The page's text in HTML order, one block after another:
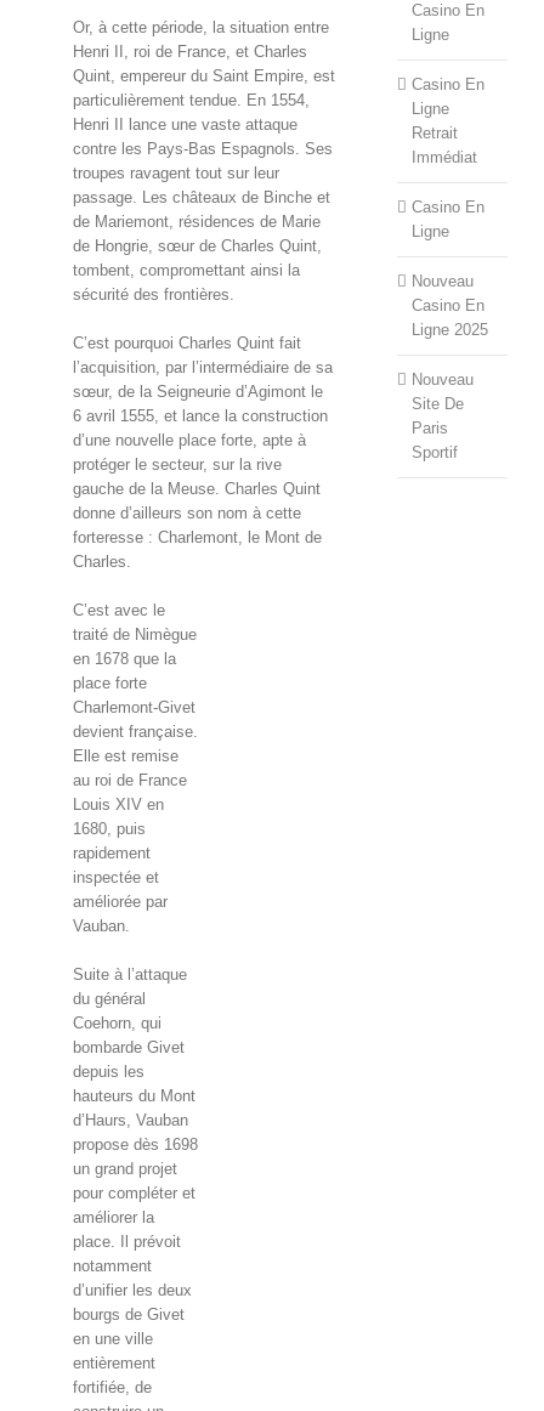
Or, à cette période, la situation entre
Henri II, roi de France, et Charles
Quint, empereur du Saint Empire, est
particulièrement tendue. En 1554,
Henri II lance une vaste attaque
contre les Pays-Bas Espagnols. Ses
troupes ravagent tout sur leur
passage. Les châteaux de Binche et
de Mariemont, résidences de Marie
de Hongrie, sœur de Charles Quint,
tombent, compromettant ainsi la
sécurité des frontières.
C’est pourquoi Charles Quint fait
l’acquisition, par l’intermédiaire de sa
sœur, de la Seigneurie d’Agimont le
6 avril 1555, et lance la construction
d’une nouvelle place forte, apte à
protéger le secteur, sur la rive
gauche de la Meuse. Charles Quint
donne d’ailleurs son nom à cette
forteresse : Charlemont, le Mont de
Charles.
C’est avec le
traité de Nimègue
en 1678 que la
place forte
Charlemont-Givet
devient française.
Elle est remise
au roi de France
Louis XIV en
1680, puis
rapidement
inspectée et
améliorée par
Vauban.
Suite à l’attaque
du général
Coehorn, qui
bombarde Givet
depuis les
hauteurs du Mont
d’Haurs, Vauban
propose dès 1698
un grand projet
pour compléter et
améliorer la
place. Il prévoit
notamment
d’unifier les deux
bourgs de Givet
en une ville
entièrement
fortifiée, de
Casino En
Ligne
Casino En
Ligne
Retrait
Immédiat
Casino En
Ligne
Nouveau
Casino En
Ligne 2025
Nouveau
Site De
Paris
Sportif